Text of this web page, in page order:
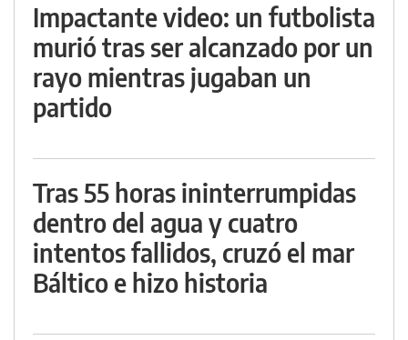
Impactante video: un futbolista
murió tras ser alcanzado por un
rayo mientras jugaban un
partido
Tras 55 horas ininterrumpidas
dentro del agua y cuatro
intentos fallidos, cruzó el mar
Báltico e hizo historia